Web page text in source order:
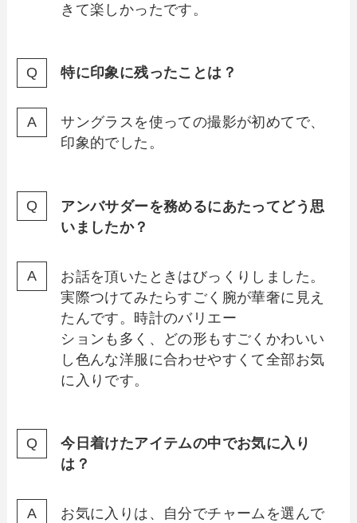
きて楽しかったです。
特に印象に残ったことは？
サングラスを使っての撮影が初めてで、
印象的でした。
アンバサダーを務めるにあたってどう思
いましたか？
お話を頂いたときはびっくりしました。
実際つけてみたらすごく腕が華奢に見え
たんです。時計のバリエー
ションも多く、どの形もすごくかわいい
し色んな洋服に合わせやすくて全部お気
に入りです。
今日着けたアイテムの中でお気に入り
は？
お気に入りは、自分でチャームを選んで